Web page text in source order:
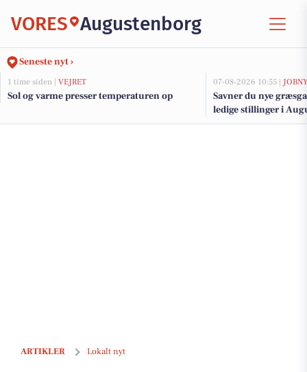
VORES Augustenborg
Seneste nyt ›
1 time siden | VEJRET
Sol og varme presser temperaturen op
07-08-2026 10:55 |
Savner du nye
ledige stillinger i
ARTIKLER Lokalt nyt
Kongeparret fejres med officiel modtagelse i Gråsten ved